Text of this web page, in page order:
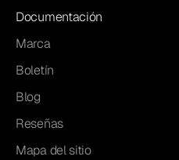
Documentación
Marca
Boletín
Blog
Reseñas
Mapa del sitio